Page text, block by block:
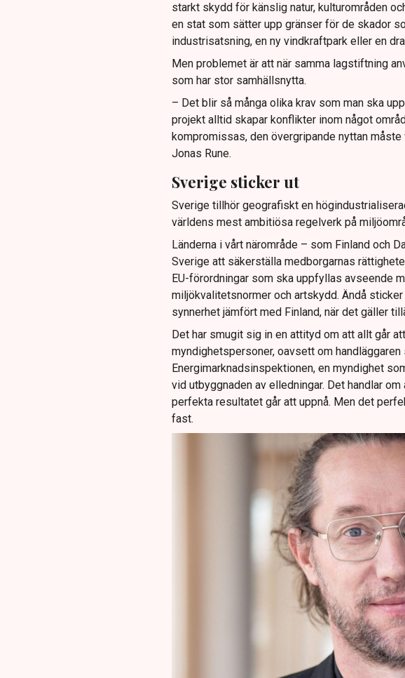
starkt skydd för känslig natur, kulturområden
en stat som sätter upp gränser för de skador
industrisatsning, en ny vindkraftpark eller en
Men problemet är att när samma lagstiftning
som har stor samhällsnytta.
– Det blir så många olika krav som man ska
projekt alltid skapar konflikter inom något
kompromissas, den övergripande nyttan
Jonas Rune.
Sverige sticker ut
Sverige tillhör geografiskt en
världens mest ambitiösa regelverk på
Länderna i vårt närområde – som Finland och
Sverige att säkerställa medborgarnas
EU-förordningar som ska uppfyllas avseende
miljökvalitetsnormer och artskydd. Ändå
synnerhet jämfört med Finland, när det gäller
Det har smugit sig in en attityd om att allt går
myndighetspersoner, oavsett om
Energimarknadsinspektionen, en myndighet
vid utbyggnaden av elledningar. Det handlar
perfekta resultatet går att uppnå. Men det
fast.